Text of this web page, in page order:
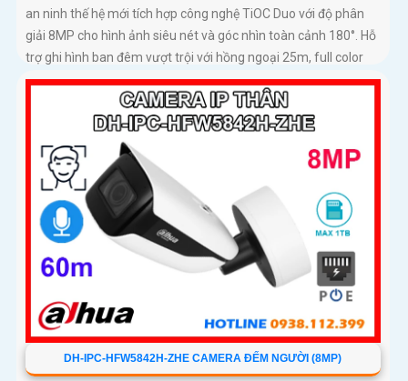
an ninh thế hệ mới tích hợp công nghệ TiOC Duo với độ phân
giải 8MP cho hình ảnh siêu nét và góc nhìn toàn cảnh 180°. Hỗ
trợ ghi hình ban đêm vượt trội với hồng ngoại 25m, full color
20m, đàm thoại hai chiều rõ ràng, cùng khe cắm thẻ nhớ
256GB đáp ứng nhu cầu lưu trữ dài hạn, thiết kế chuẩn IP67
chống bụi nước, cấp nguồn POE
DH-IPC-HFW5842H-ZHE CAMERA ĐẾM NGƯỜI (8MP)